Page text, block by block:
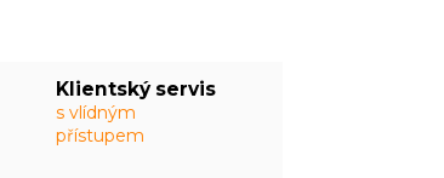
Klientský servis
s vlídným
přístupem